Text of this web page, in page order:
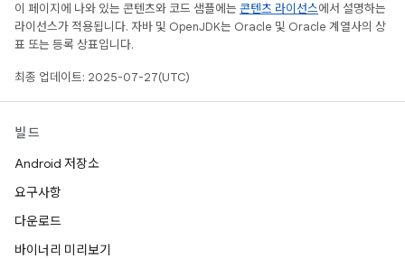
이 페이지에 나와 있는 콘텐츠와 코드 샘플에는 콘텐츠 라이선스에서 설명하는
라이선스가 적용됩니다. 자바 및 OpenJDK는 Oracle 및 Oracle 계열사의 상
표 또는 등록 상표입니다.
최종 업데이트: 2025-07-27(UTC)
빌드
Android 저장소
요구사항
다운로드
바이너리 미리보기